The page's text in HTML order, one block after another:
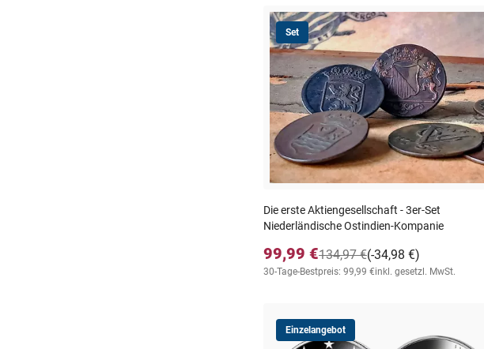
Set
Die erste Aktiengesellschaft - 3er-Set
Niederländische Ostindien-Kompanie
99,99 € (-34,98 €)
134,97 €
30-Tage-Bestpreis: 99,99 €inkl. gesetzl. MwSt.
Einzelangebot